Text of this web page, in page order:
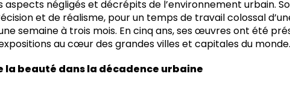
aspects négligés et décrépits de l’environnement urbain.
et de réalisme, pour un temps de travail colossal
semaine à trois mois. En cinq ans, ses œuvres ont été
au cœur des grandes villes et capitales du monde.
la beauté dans la décadence urbaine